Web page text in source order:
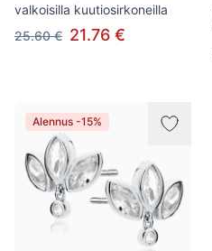
valkoisilla kuutiosirkoneilla
25.60 € 21.76 €
Alennus -15%